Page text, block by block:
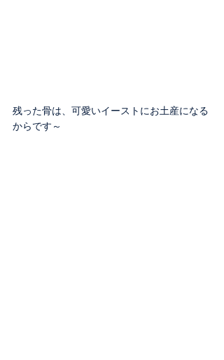
残った骨は、可愛いイーストにお土産になる
からです～